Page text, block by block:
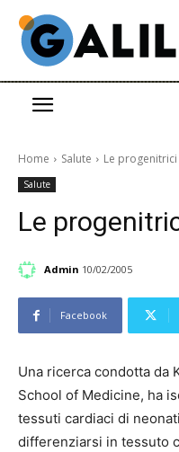
Home Salute Le
Salute
Le
Admin 10/02/2005
Facebook
Una ricerca condotta da
School of Medicine, ha
tessuti cardiaci di
differenziarsi in tessuto